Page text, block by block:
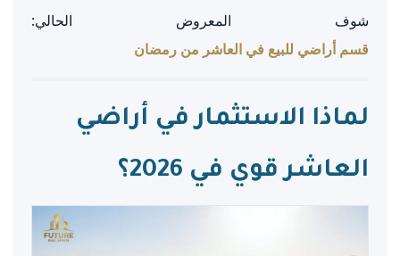
شوف المعروض الحالي:
قسم أراضي للبيع في العاشر من رمضان
لماذا الاستثمار في أراضي
العاشر قوي في 2026؟